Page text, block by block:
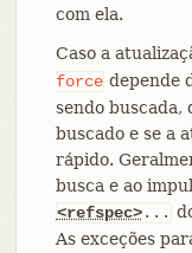
com ela.
Caso a
force depende
sendo buscada,
buscado e se a
rápido.
busca e ao
<refspec>...
As exceções